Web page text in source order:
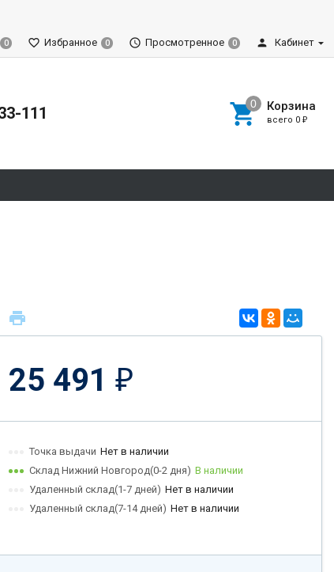
0 Избранное 0 Просмотренное 0 Кабинет
111 Корзина
всего 0 ₽
25 491 ₽
Точка выдачи Нет в наличии
Склад Нижний Новгород(0-2 дня) В наличии
Удаленный склад(1-7 дней) Нет в наличии
Удаленный склад(7-14 дней) Нет в наличии